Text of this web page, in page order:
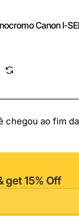
Canon I-
chegou ao fim
get 15% Off